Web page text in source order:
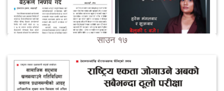
साउन १७